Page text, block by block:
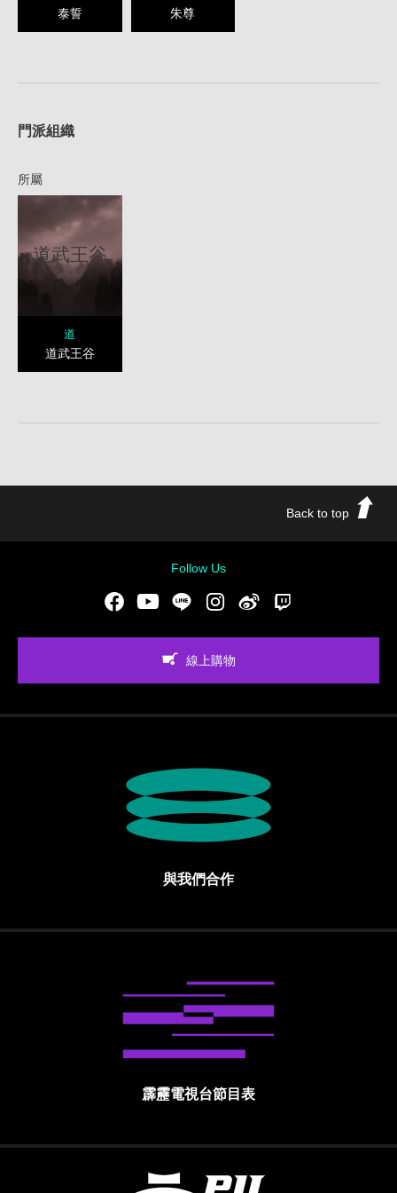
泰誓 朱尊
門派組織
所屬
道武王谷
道
道武王谷
Back to top
Follow Us
FacebookYoutubeLINE Instgram新浪微博
線上購物
與我們合作
霹靂電視台節目表
霹靂國際多媒體股份有限公司 PILI